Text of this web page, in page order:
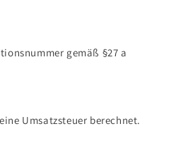
gemäß §27 a
Umsatzsteuer berechnet.